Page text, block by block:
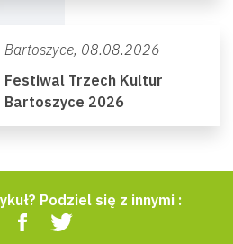
Bartoszyce, 08.08.2026
Festiwal Trzech Kultur
Bartoszyce 2026
Podziel się z innymi :